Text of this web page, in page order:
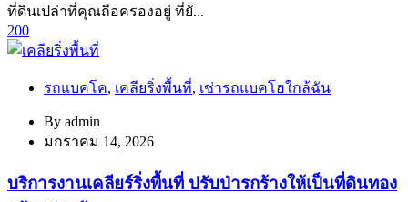
ที่ดินเปล่าที่คุณถือครองอยู่ ที่ยั...
200
รถแบคโค, เคลียริ่งพื้นที่, เช่ารถแบคโฮใกล้ฉัน
By admin
มกราคม 14, 2026
บริการงานเคลียร์ริ่งพื้นที่ ปรับป่ารกร้างให้เป็นที่ดินทอง